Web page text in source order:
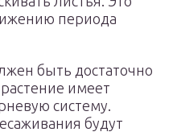
периода
быть достаточно
имеет
систему.
будут